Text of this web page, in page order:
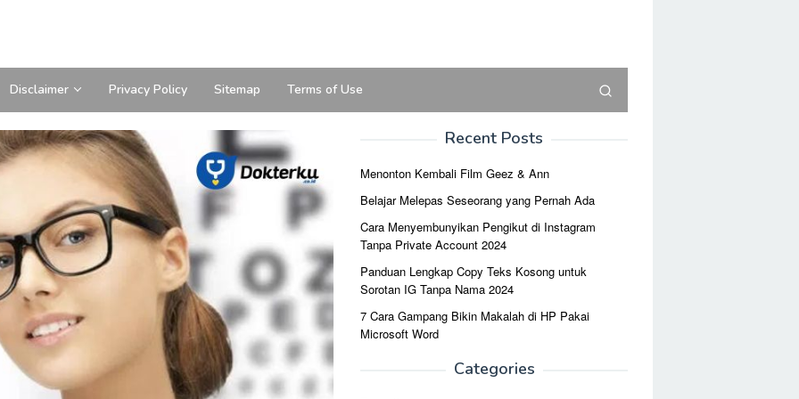
Disclaimer Privacy Policy Sitemap Terms of Use
Recent Posts
Menonton Kembali Film Geez & Ann
Belajar Melepas Seseorang yang Pernah Ada
Cara Menyembunyikan Pengikut di Instagram
Tanpa Private Account 2024
Panduan Lengkap Copy Teks Kosong untuk
Sorotan IG Tanpa Nama 2024
7 Cara Gampang Bikin Makalah di HP Pakai
Microsoft Word
Categories